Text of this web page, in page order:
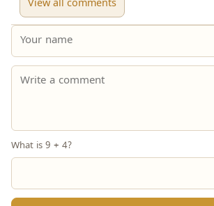
View all comments
What is 9 + 4?